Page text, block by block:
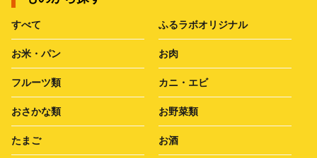
すべて ふるラボオリジナル
お米・パン お肉
フルーツ類 カニ・エビ
おさかな類 お野菜類
たまご お酒